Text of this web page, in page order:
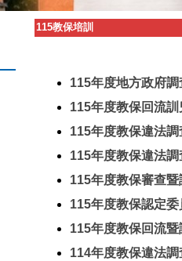
115教保培訓
115年度地方政府
115年度教保回流
115年度教保違法
115年度教保違法
115年度教保審查
115年度教保認定
115年度教保回流
114年度教保違法